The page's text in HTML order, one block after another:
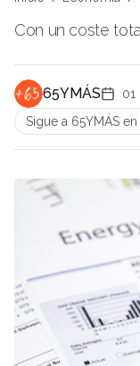
Con un coste
65YMÁS
01
Sigue a 65YMÁS